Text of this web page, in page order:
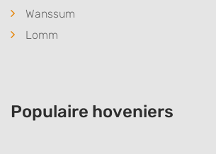
Wanssum
Lomm
Populaire hoveniers